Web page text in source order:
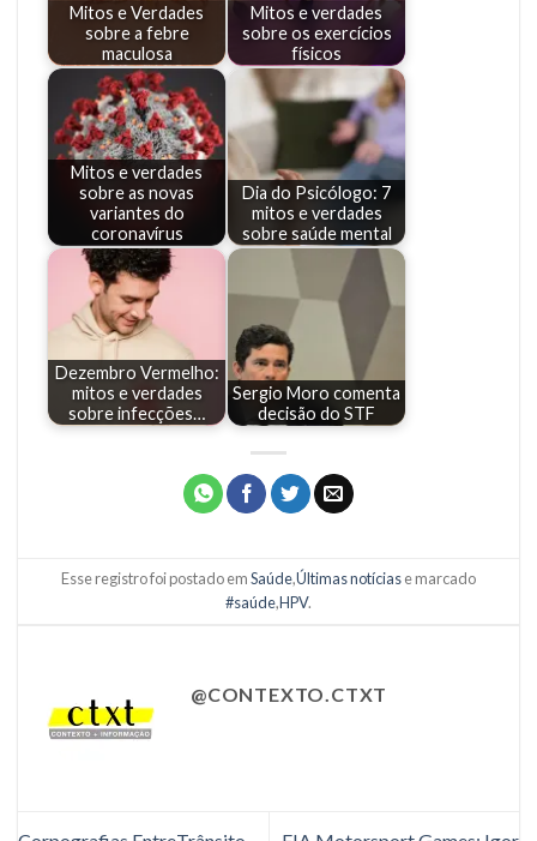
Mitos e Verdades
sobre a febre
maculosa
Mitos e verdades
sobre os exercícios
físicos
Mitos e verdades
sobre as novas
variantes do
coronavírus
Dia do Psicólogo: 7
mitos e verdades
sobre saúde mental
Dezembro Vermelho:
mitos e verdades
sobre infecções…
Sergio Moro comenta
decisão do STF
Esse registro foi postado emSaúde,Últimas notíciase marcado
#saúde,HPV.
@CONTEXTO.CTXT